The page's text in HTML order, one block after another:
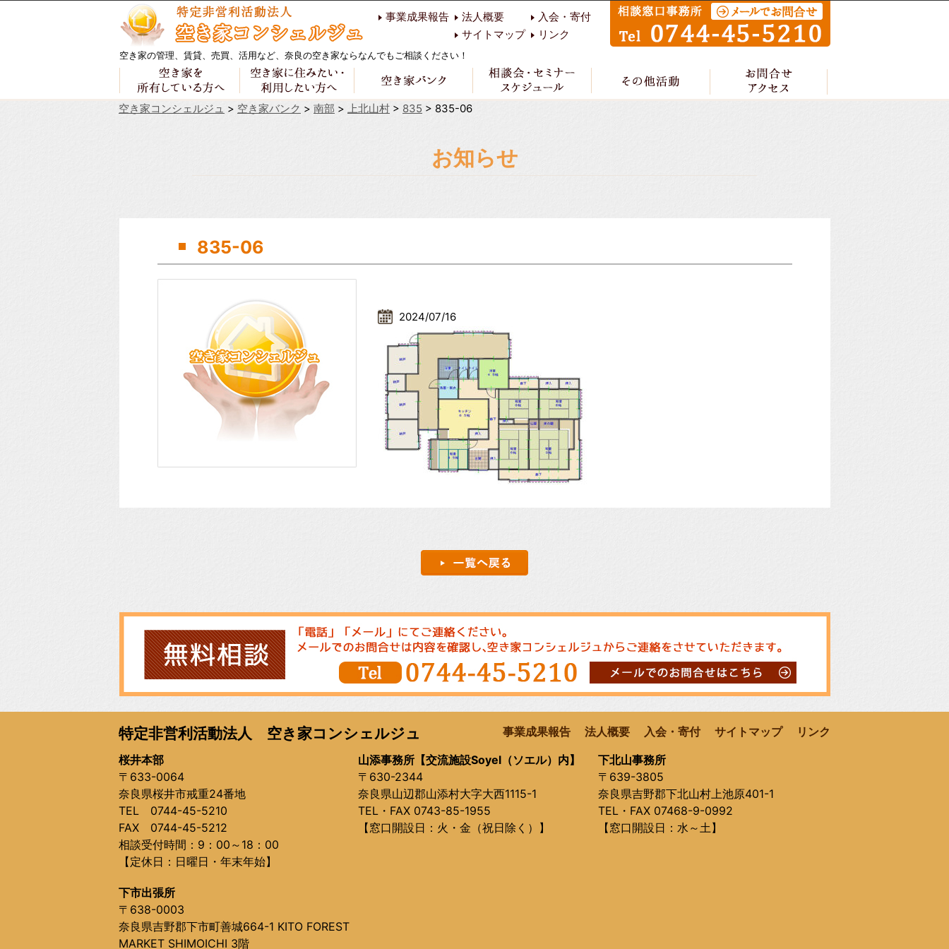
空き家の管理、賃貸、売買、活用など、奈良の空き家ならなんでもご相談ください！
入会・寄付
法人概要
事業成果報告
リンク
サイトマップ
空き家コンシェルジュ > 空き家バンク > 南部 > 上北山村 > 835 > 835-06
お知らせ
835-06
2024/07/16
特定非営利活動法人 空き家コンシェルジュ 事業成果報告 法人概要 入会・寄付 サイトマップ
リンク
桜井本部
〒633-0064
奈良県桜井市戒重24番地
TEL 0744-45-5210
FAX 0744-45-5212
相談受付時間：9：00～18：00
【定休日：日曜日・年末年始】
山添事務所【交流施設Soyel（ソエル）内】
〒630-2344
奈良県山辺郡山添村大字大西1115-1
TEL・FAX 0743-85-1955
【窓口開設日：火・金（祝日除く）】
下北山事務所
〒639-3805
奈良県吉野郡下北山村上池原401-1
TEL・FAX 07468-9-0992
【窓口開設日：水～土】
下市出張所
〒638-0003
奈良県吉野郡下市町善城664-1 KITO FOREST
MARKET SHIMOICHI 3階